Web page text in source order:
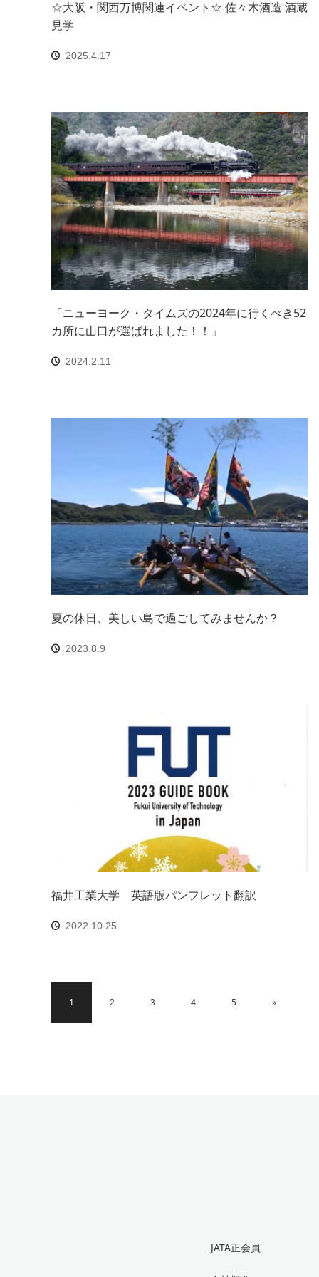
☆大阪・関西万博関連イベント☆ 佐々木酒造 酒蔵
見学
2025.4.17
「ニューヨーク・タイムズの2024年に行くべき52
カ所に山口が選ばれました！！」
2024.2.11
夏の休日、美しい島で過ごしてみませんか？
2023.8.9
福井工業大学 英語版パンフレット翻訳
2022.10.25
1 2 3 4 5 »
JATA正会員